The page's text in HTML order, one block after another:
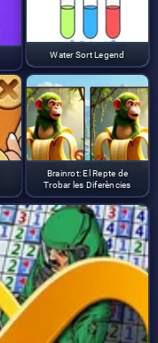
Water Sort Legend
Brainrot: El Repte de
Trobar les Diferències